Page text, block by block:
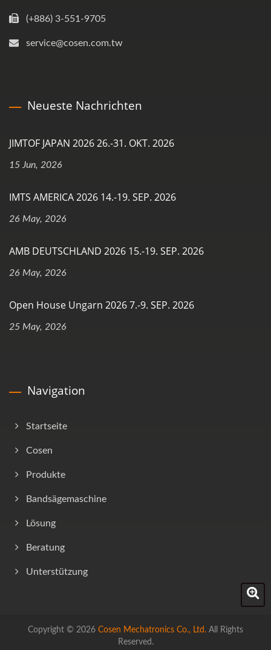
(+886) 3-551-9705
service@cosen.com.tw
Neueste Nachrichten
JIMTOF JAPAN 2026 26.-31. OKT. 2026
15 Jun, 2026
IMTS AMERICA 2026 14.-19. SEP. 2026
26 May, 2026
AMB DEUTSCHLAND 2026 15.-19. SEP. 2026
26 May, 2026
Open House Ungarn 2026 7.-9. SEP. 2026
25 May, 2026
Navigation
Startseite
Cosen
Produkte
Bandsägemaschine
Lösung
Beratung
Unterstützung
Copyright © 2026 Cosen Mechatronics Co., Ltd. All Rights
Reserved.